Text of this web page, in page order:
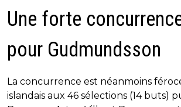
Une forte
pour Gudmundsson
La concurrence est néanmoins
islandais aux 46 sélections (14 buts)